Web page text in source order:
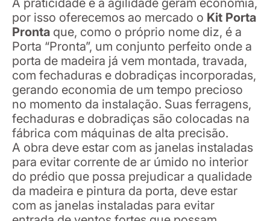
A praticidade e a agilidade geram economia,
por isso oferecemos ao mercado o Kit Porta
Pronta que, como o próprio nome diz, é a
Porta “Pronta”, um conjunto perfeito onde a
porta de madeira já vem montada, travada,
com fechaduras e dobradiças incorporadas,
gerando economia de um tempo precioso
no momento da instalação. Suas ferragens,
fechaduras e dobradiças são colocadas na
fábrica com máquinas de alta precisão.
A obra deve estar com as janelas instaladas
para evitar corrente de ar úmido no interior
do prédio que possa prejudicar a qualidade
da madeira e pintura da porta, deve estar
com as janelas instaladas para evitar